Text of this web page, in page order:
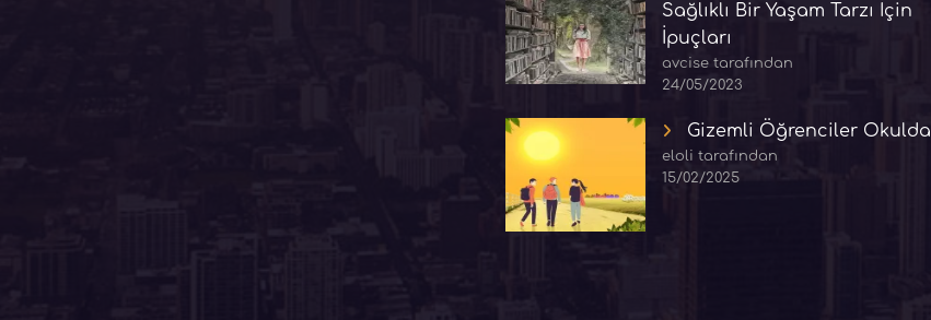
Sağlıklı Bir Yaşam Tarzı İçin
İpuçları
avcise tarafından
24/05/2023
Gizemli Öğrenciler Okulda
eloli tarafından
15/02/2025